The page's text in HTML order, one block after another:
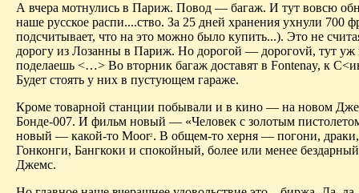
А вчера мотнулись в Париж. Повод — багаж. И тут вовсю
наше русское распи....ство. За 25 дней хранения ухнули 700
подсчитывает, что на это можно было купить...). Это не
дорогу из Лозанны в Париж. Но дорогой — дорогоvй, тут уж
поделаешь <…> Во вторник багаж доставят в Fontenay, к
Будет стоять у них в пустующем гараже.
Кроме товарной станции побывали и в кино — на новом
Бонде-007. И фильм новый — «Человек с золотым
новый — какой-то Moor2 . В общем-то херня — погони, драки,
Гонконги, Бангкоки и спокойный, более или менее
Джемс.